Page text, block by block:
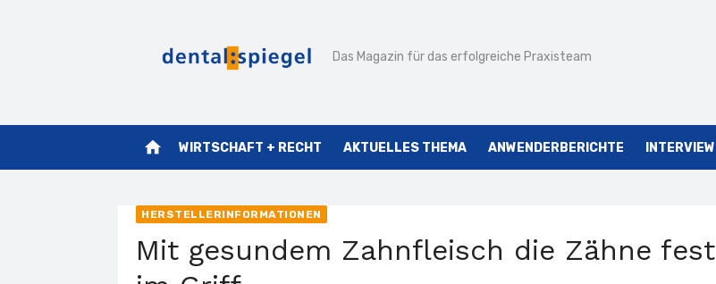
Das Magazin für das erfolgreiche Praxisteam
home WIRTSCHAFT + RECHT AKTUELLES THEMA ANWENDERBERICHTE INTERVIEW
HERSTELLERINFORMATIONEN
Mit gesundem Zahnfleisch die Zähne fest